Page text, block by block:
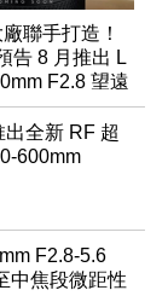
聯手打造！
告 8 月推出 L
F2.8 望遠
全新 RF 超
600mm
F2.8-5.6
中焦段微距性